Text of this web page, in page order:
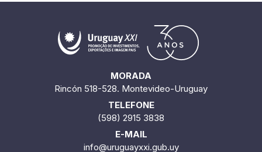
MORADA
Rincón 518-528. Montevideo-Uruguay
TELEFONE
(598) 2915 3838
E-MAIL
info@uruguayxxi.gub.uy